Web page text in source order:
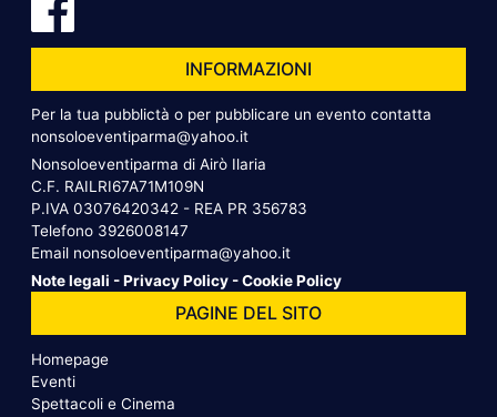
INFORMAZIONI
Per la tua pubblictà o per pubblicare un evento contatta
nonsoloeventiparma@yahoo.it
Nonsoloeventiparma di Airò Ilaria
C.F. RAILRI67A71M109N
P.IVA 03076420342 - REA PR 356783
Telefono 3926008147
Email nonsoloeventiparma@yahoo.it
Note legali -Privacy Policy -Cookie Policy
PAGINE DEL SITO
Homepage
Eventi
Spettacoli e Cinema